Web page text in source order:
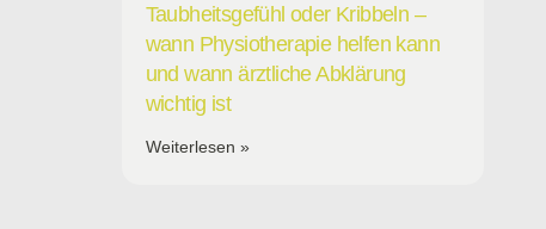
Taubheitsgefühl oder Kribbeln –
wann Physiotherapie helfen kann
und wann ärztliche Abklärung
wichtig ist
Weiterlesen »